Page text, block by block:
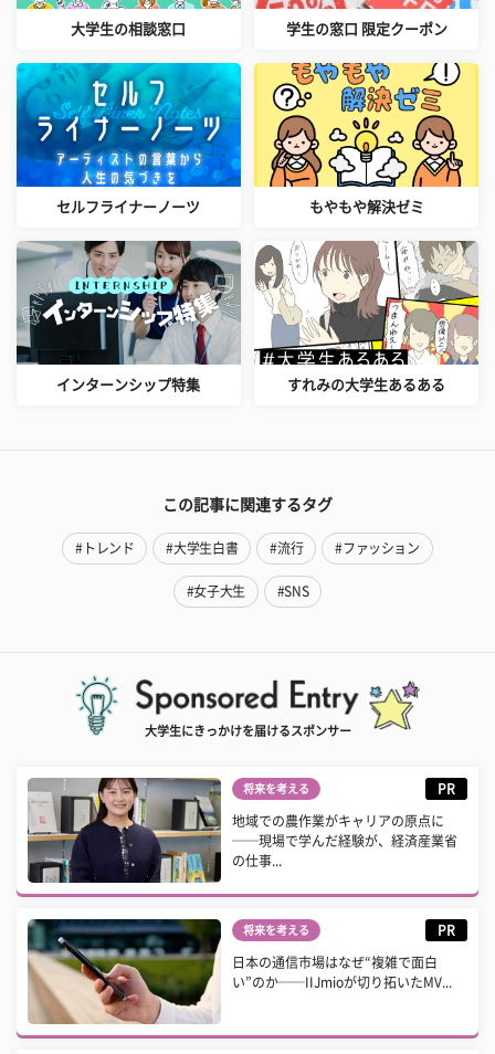
大学生の相談窓口 学生の窓口 限定クーポン
セルフライナーノーツ もやもや解決ゼミ
インターンシップ特集 すれみの大学生あるある
この記事に関連するタグ
#トレンド #大学生白書 #流行 #ファッション
#女子大生 #SNS
大学生にきっかけを届けるスポンサー
将来を考える PR
地域での農作業がキャリアの原点に
──現場で学んだ経験が、経済産業省
の仕事...
将来を考える PR
日本の通信市場はなぜ“複雑で面白
い”のか──IIJmioが切り拓いたMV...